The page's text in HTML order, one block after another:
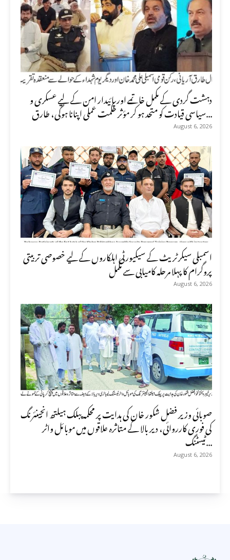
دہشت گردی کے مکمل خاتمے اور پائیدار امن کے لیے عسکری و
سیاسی قیادت کو متحد ہو کر مؤثر حکمت عملی اپنانا ہوگی، طارق...
August 6, 2026
اسمبلی سیکرٹریٹ کے سیکیورٹی اہلکاروں کے لیے خصوصی تربیتی
پروگرام کا پہلا مرحلہ کامیابی سے مکمل
August 6, 2026
صوبائی وزیر فضل شکور خان کی ہدایت پر محکمہ پبلک ہیلتھ انجینئرنگ
کی فوری کارروائی، دیر بالا کے متاثرہ علاقوں میں موبائل واٹر
ٹیسٹنگ...
August 6, 2026